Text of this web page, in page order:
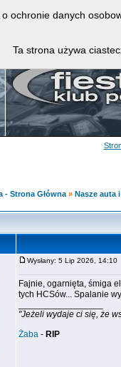
- Strona Główna » Nasze auta
Wysłany: 5 Lip 2026, 14:10
Fajnie, ogarnięta, śmiga
tych HCSów... Spalanie
"Jeżeli wydaje ci się, że
Żaba - RIP
ochronie danych
Ta strona używa